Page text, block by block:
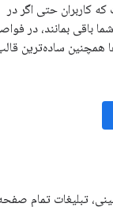
حتی اگر در
بمانند، در فواصل
ساده‌ترین قالب
تبلیغات تمام صفحه